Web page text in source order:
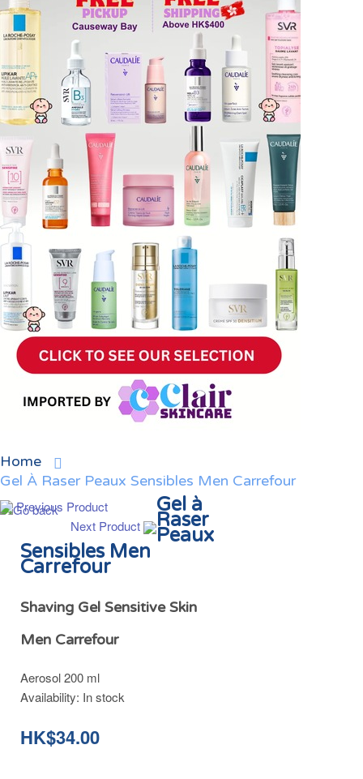
Home
Gel À Raser Peaux Sensibles Men Carrefour
Previous Product
Next Product
Gel à
Raser
Peaux
Sensibles Men
Carrefour
Shaving Gel Sensitive Skin
Men Carrefour
Aerosol 200 ml
Availability: In stock
HK$34.00